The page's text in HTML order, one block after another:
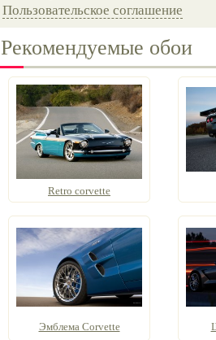
Пользовательское соглашение
Рекомендуемые обои
Retro corvette
Эмблема Corvette